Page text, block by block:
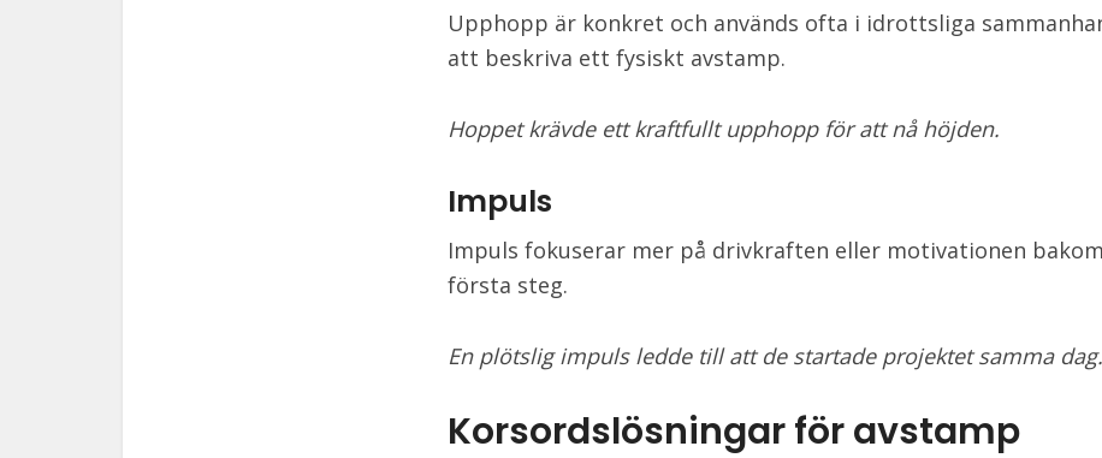
Upphopp är konkret och används ofta i idrottsliga
att beskriva ett fysiskt avstamp.
Hoppet krävde ett kraftfullt upphopp för att nå höjden.
Impuls
Impuls fokuserar mer på drivkraften eller motivationen
första steg.
En plötslig impuls ledde till att de startade projektet samma dag.
Korsordslösningar för avstamp